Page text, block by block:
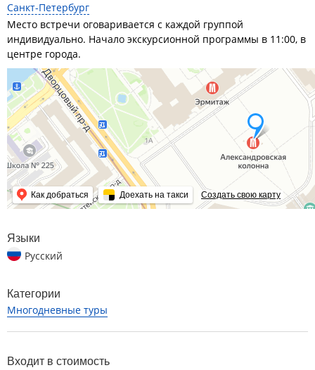
Санкт-Петербург
Место встречи оговаривается с каждой группой
индивидуально. Начало экскурсионной программы в 11:00, в
центре города.
Как добраться Доехать на такси Создать свою карту
Языки
Русский
Категории
Многодневные туры
Входит в стоимость